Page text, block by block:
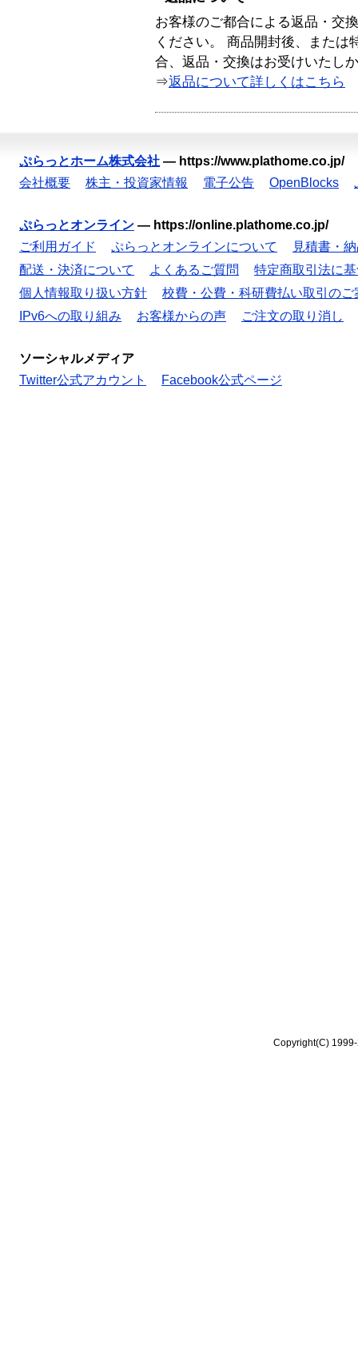
お客様のご都合による返品・交
ください。 商品開封後、または
合、返品・交換はお受けいたし
⇒返品について詳しくはこちら
ぷらっとホーム株式会社 — https://www.plathome.co.jp/
会社概要
株主・投資家情報 電子公告 OpenBlocks
ぷらっとオンライン — https://online.plathome.co.jp/
ご利用ガイド
ぷらっとオンラインについて
見積書・
配送・決済について
よくあるご質問
特定商取引法に
個人情報取り扱い方針
校費・公費・科研費払い取引のご
IPv6への取り組み
お客様からの声 ご注文の取り消し
ソーシャルメディア
Twitter公式アカウント
Facebook公式ページ
Copyright(C)